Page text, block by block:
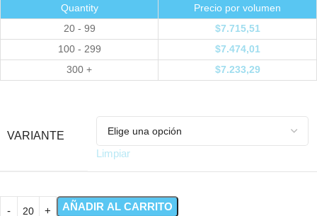
Quantity
Precio por volumen
20 - 99
$7.715,51
100 - 299
$7.474,01
300 +
$7.233,29
VARIANTE
Limpiar
AÑADIR AL CARRITO